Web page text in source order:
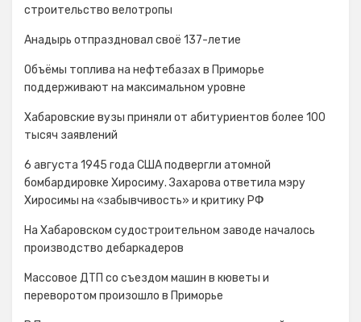
строительство велотропы
Анадырь отпраздновал своё 137-летие
Объёмы топлива на нефтебазах в Приморье
поддерживают на максимальном уровне
Хабаровские вузы приняли от абитуриентов более 100
тысяч заявлений
6 августа 1945 года США подвергли атомной
бомбардировке Хиросиму. Захарова ответила мэру
Хиросимы на «забывчивость» и критику РФ
На Хабаровском судостроительном заводе началось
производство дебаркадеров
Массовое ДТП со съездом машин в кюветы и
переворотом произошло в Приморье